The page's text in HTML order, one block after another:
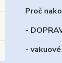
Proč
-
-